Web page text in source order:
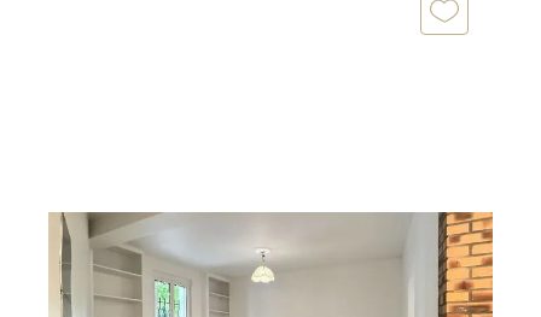
AULNAY SOUS BOIS 93
39,51 m
, 2 pièces
Ref : 2524